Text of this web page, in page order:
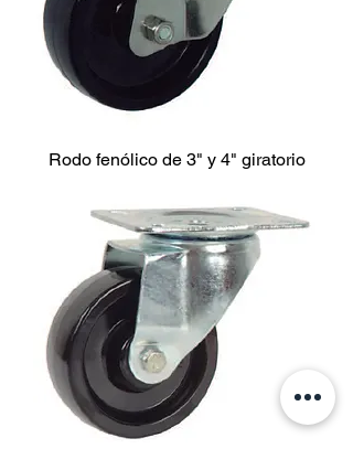
Rodo fenólico de 3" y 4" giratorio